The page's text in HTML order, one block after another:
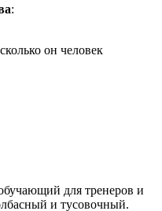
:
он человек
для тренеров и
и тусовочный.